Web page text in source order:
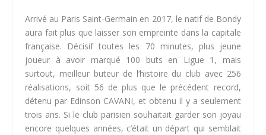
Arrivé au Paris Saint-Germain en 2017, le natif de Bondy
aura fait plus que laisser son empreinte dans la capitale
française. Décisif toutes les 70 minutes, plus jeune
joueur à avoir marqué 100 buts en Ligue 1, mais
surtout, meilleur buteur de l’histoire du club avec 256
réalisations, soit 56 de plus que le précédent record,
détenu par Edinson CAVANI, et obtenu il y a seulement
trois ans. Si le club parisien souhaitait garder son joyau
encore quelques années, c’était un départ qui semblait